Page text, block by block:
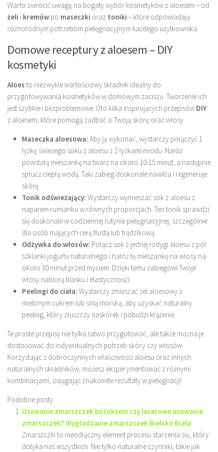
Warto zwrócić uwagę na bogaty wybór kosmetyków z aloesem – od
żeli i kremów po maseczki oraz toniki – które odpowiadają
różnorodnym potrzebom pielęgnacyjnym każdego użytkownika.
Domowe receptury z aloesem – DIY
kosmetyki
Aloes to niezwykle wartościowy składnik idealny do
przygotowywania kosmetyków w domowym zaciszu. Tworzenie ich
jest szybkie i bezproblemowe. Oto kilka inspirujących przepisów DIY
z aloesem, które pomogą zadbać o Twoją skórę oraz włosy.
Maseczka aloesowa: Aby ją wykonać, wystarczy połączyć 1
łyżkę świeżego soku z aloesu z 2 łyżkami miodu. Nałóż
powstałą mieszankę na twarz na około 10-15 minut, a następnie
spłucz ciepłą wodą. Taki zabieg doskonale nawilża i regeneruje
skórę.
Tonik odświeżający: Wystarczy wymieszać sok z aloesu z
naparem rumianku w równych proporcjach. Ten tonik sprawdzi
się doskonale w codziennej rutynie pielęgnacyjnej, szczególnie
dla osób mających cerę tłustą lub trądzikową.
Odżywka do włosów: Połącz sok z jednej łodygi aloesu z pół
szklanki jogurtu naturalnego i nałóż tę mieszankę na włosy na
około 30 minut przed myciem. Dzięki temu zabiegowi Twoje
włosy nabiorą blasku i elastyczności.
Peelingi do ciała: Wystarczy zmieszać żel aloesowy z
mielonym cukrem lub solą morską, aby uzyskać naturalny
peeling, który złuszczy naskórek i pobudzi krążenie.
Te proste przepisy nie tylko łatwo przygotować, ale także można je
dostosować do indywidualnych potrzeb skóry czy włosów.
Korzystając z dobroczynnych właściwości aloesu oraz innych
naturalnych składników, możesz eksperymentować z różnymi
kombinacjami, osiągając znakomite rezultaty w pielęgnacji!
Podobne posty:
Usuwanie zmarszczek botoksem czy laserowe usuwanie
zmarszczek? Wygładzanie zmarszczek Bielsko Biała
Zmarszczki to nieodłączny element procesu starzenia się, który
dotyka nas wszystkich. Nie tylko naturalne czynniki, takie jak